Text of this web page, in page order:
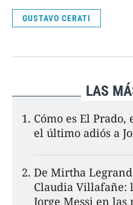
GUSTAVO CERATI
LAS
Cómo es El
el último adiós a
De Mirtha
Claudia Villafañe:
Jorge Messi en las